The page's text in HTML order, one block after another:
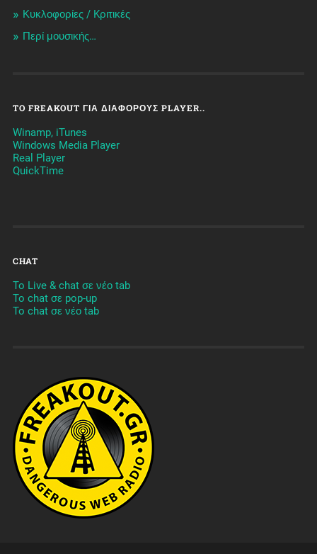
Κυκλοφορίες / Kριτικές
Περί μουσικής…
TO FREAKOUT ΓΙΑ ΔΙΆΦΟΡΟΥΣ PLAYER..
Winamp, iTunes
Windows Media Player
Real Player
QuickTime
CHAT
To Live & chat σε νέο tab
To chat σε pop-up
To chat σε νέο tab